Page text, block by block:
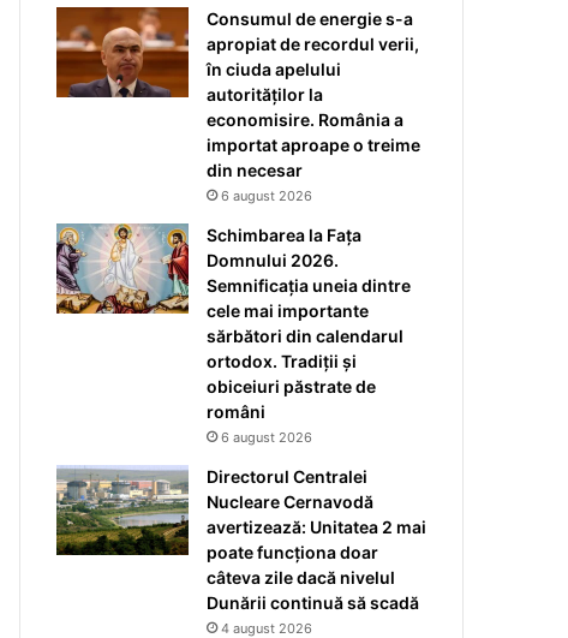
Consumul de energie s-a
apropiat de recordul verii,
în ciuda apelului
autorităților la
economisire. România a
importat aproape o treime
din necesar
6 august 2026
Schimbarea la Fața
Domnului 2026.
Semnificația uneia dintre
cele mai importante
sărbători din calendarul
ortodox. Tradiții și
obiceiuri păstrate de
români
6 august 2026
Directorul Centralei
Nucleare Cernavodă
avertizează: Unitatea 2 mai
poate funcționa doar
câteva zile dacă nivelul
Dunării continuă să scadă
4 august 2026